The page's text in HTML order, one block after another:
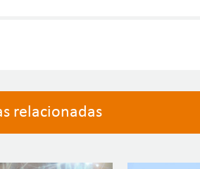
relacionadas